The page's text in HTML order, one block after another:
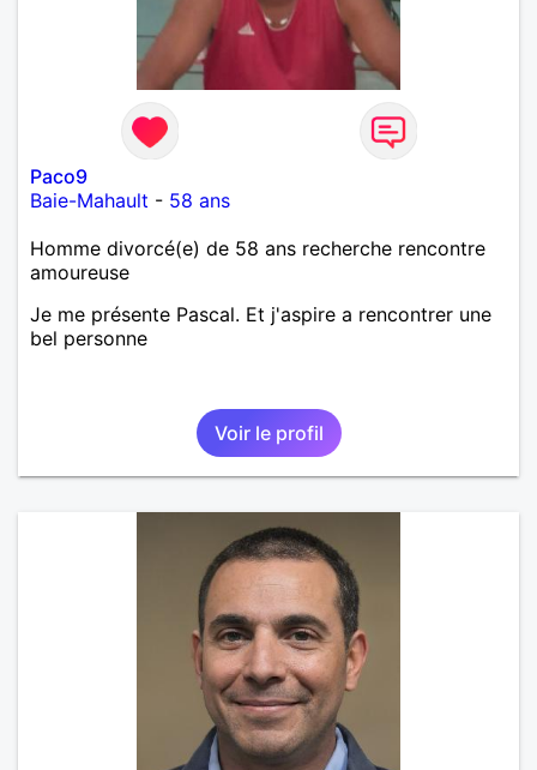
Paco9
Baie-Mahault - 58 ans
Homme divorcé(e) de 58 ans recherche rencontre
amoureuse
Je me présente Pascal. Et j'aspire a rencontrer une
bel personne
Voir le profil